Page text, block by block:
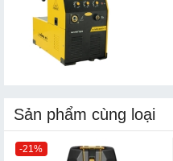
Sản phẩm cùng loại
-21%